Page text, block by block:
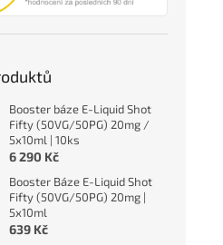
Booster báze E-Liquid Shot
Fifty (50VG/50PG) 20mg /
5x10ml | 10ks
6 290 Kč
Booster Báze E-Liquid Shot
Fifty (50VG/50PG) 20mg |
5x10ml
639 Kč